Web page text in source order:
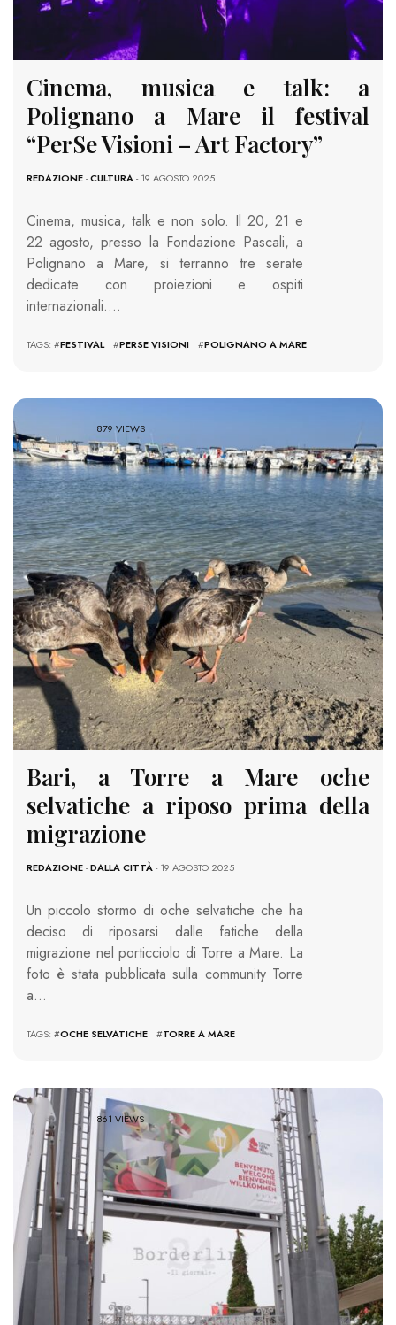
Cinema, musica e talk: a
Polignano a Mare il festival
“PerSe Visioni – Art Factory”
REDAZIONE-CULTURA- 19 AGOSTO 2025
Cinema, musica, talk e non solo. Il 20, 21 e
22 agosto, presso la Fondazione Pascali, a
Polignano a Mare, si terranno tre serate
dedicate con proiezioni e ospiti
internazionali….
TAGS: #FESTIVAL #PERSE VISIONI #POLIGNANO A MARE
879 VIEWS
Bari, a Torre a Mare oche
selvatiche a riposo prima della
migrazione
REDAZIONE-DALLA CITTÀ- 19 AGOSTO 2025
Un piccolo stormo di oche selvatiche che ha
deciso di riposarsi dalle fatiche della
migrazione nel porticciolo di Torre a Mare. La
foto è stata pubblicata sulla community Torre
a…
TAGS: #OCHE SELVATICHE #TORRE A MARE
861 VIEWS